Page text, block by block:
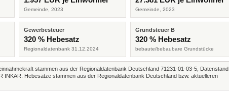
Gemeinde, 2023 Gemeinde, 2023
Gewerbesteuer
320 % Hebesatz
Regionaldatenbank 31.12.2024
Grundsteuer B
320 % Hebesatz
bebaute/bebaubare Grundstücke
stammen aus der Regionaldatenbank Deutschland 71231-01-03-5, Datenstand
Hebesätze stammen aus der Regionaldatenbank Deutschland bzw. aktuelleren